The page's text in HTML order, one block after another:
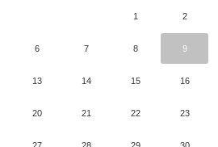
1 2
6 7 8 9
13 14 15 16
20 21 22 23